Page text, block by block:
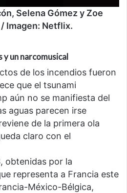
Selena Gómez y Zoe
/ Imagen: Netflix.
y un narcomusical
de los incendios fueron
que el tsunami
aún no se manifiesta del
aguas parecen irse
de la primera ola
claro con el
obtenidas por la
representa a Francia este
México-Bélgica,